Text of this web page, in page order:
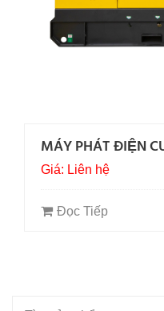
MÁY PHÁT ĐIỆN
Giá: Liên hệ
Đọc Tiếp